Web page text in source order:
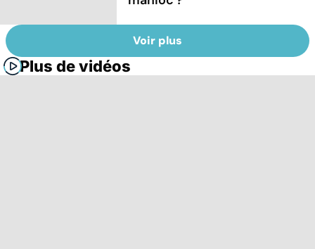
Voir plus
Plus de vidéos